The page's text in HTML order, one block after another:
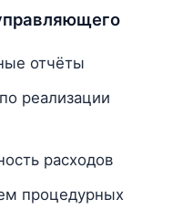
отчёты
реализации
расходов
процедурных